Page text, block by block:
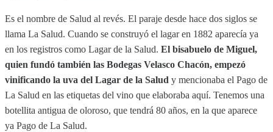
Es el nombre de Salud al revés. El paraje desde hace dos siglos se
llama La Salud. Cuando se construyó el lagar en 1882 aparecía ya
en los registros como Lagar de la Salud. El bisabuelo de Miguel,
quien fundó también las Bodegas Velasco Chacón, empezó
vinificando la uva del Lagar de la Salud y mencionaba el Pago de
La Salud en las etiquetas del vino que elaboraba aquí. Tenemos una
botellita antigua de oloroso, que tendrá 80 años, en la que aparece
ya Pago de La Salud.